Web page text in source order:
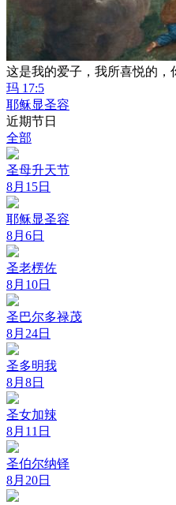
这是我的爱子，我所喜悦的，
玛 17:5
耶稣显圣容
近期节日
全部
圣母升天节
8月15日
耶稣显圣容
8月6日
圣老楞佐
8月10日
圣巴尔多禄茂
8月24日
圣多明我
8月8日
圣女加辣
8月11日
圣伯尔纳铎
8月20日